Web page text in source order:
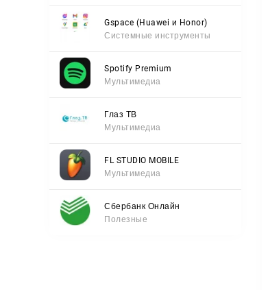
Gspace (Huawei и Honor)
Системные инструменты
Spotify Premium
Мультимедиа
Глаз ТВ
Мультимедиа
FL STUDIO MOBILE
Мультимедиа
Сбербанк Онлайн
Полезные